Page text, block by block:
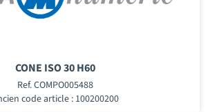
CONE ISO 30 H60
Ref. COMPO005488
code article : 100200200